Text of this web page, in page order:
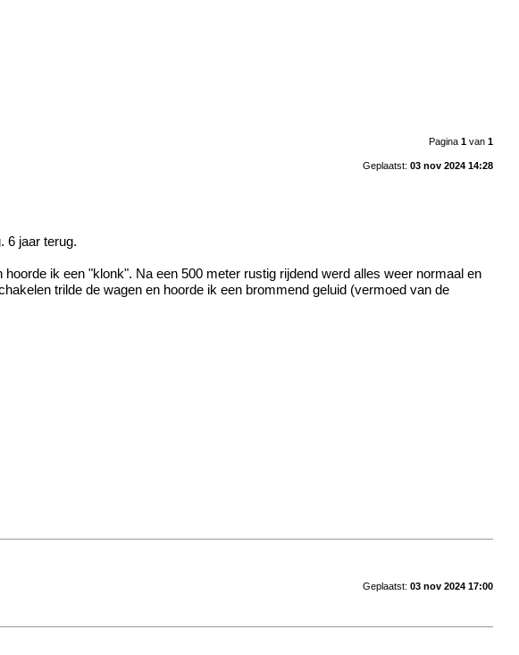
Pagina 1van 1
Geplaatst: 03 nov 2024 14:28
6 jaar terug.
ik een "klonk". Na een 500 meter rustig rijdend werd alles weer normaal en
trilde de wagen en hoorde ik een brommend geluid (vermoed van de
Geplaatst: 03 nov 2024 17:00